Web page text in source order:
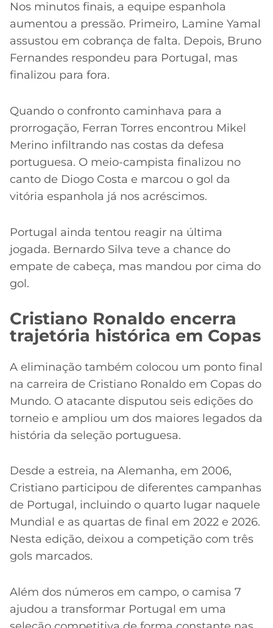
Nos minutos finais, a equipe espanhola
aumentou a pressão. Primeiro, Lamine Yamal
assustou em cobrança de falta. Depois, Bruno
Fernandes respondeu para Portugal, mas
finalizou para fora.
Quando o confronto caminhava para a
prorrogação, Ferran Torres encontrou Mikel
Merino infiltrando nas costas da defesa
portuguesa. O meio-campista finalizou no
canto de Diogo Costa e marcou o gol da
vitória espanhola já nos acréscimos.
Portugal ainda tentou reagir na última
jogada. Bernardo Silva teve a chance do
empate de cabeça, mas mandou por cima do
gol.
Cristiano Ronaldo encerra
trajetória histórica em Copas
A eliminação também colocou um ponto final
na carreira de Cristiano Ronaldo em Copas do
Mundo. O atacante disputou seis edições do
torneio e ampliou um dos maiores legados da
história da seleção portuguesa.
Desde a estreia, na Alemanha, em 2006,
Cristiano participou de diferentes campanhas
de Portugal, incluindo o quarto lugar naquele
Mundial e as quartas de final em 2022 e 2026.
Nesta edição, deixou a competição com três
gols marcados.
Além dos números em campo, o camisa 7
ajudou a transformar Portugal em uma